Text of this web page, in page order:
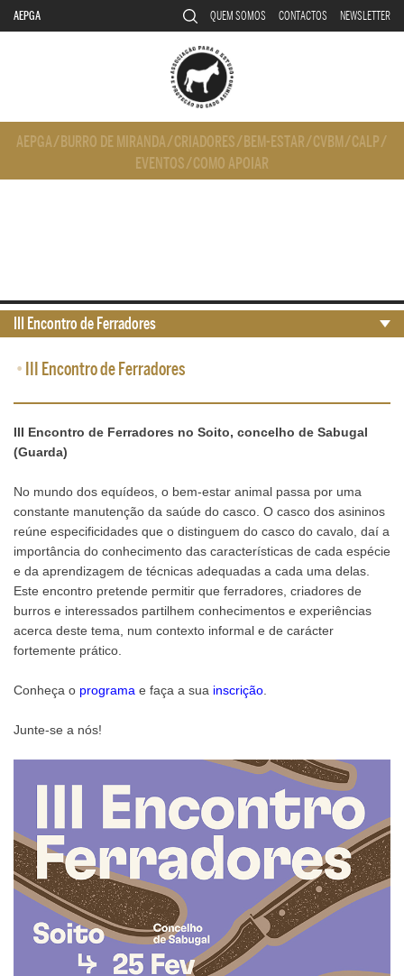
AEPGA QUEM SOMOS CONTACTOS NEWSLETTER
AEPGA/ BURRO DE MIRANDA/CRIADORES/ BEM-ESTAR/CVBM/CALP/
EVENTOS/COMO APOIAR
• III Encontro de Ferradores
III Encontro de Ferradores no Soito, concelho de Sabugal
(Guarda)
No mundo dos equídeos, o bem-estar animal passa por uma
constante manutenção da saúde do casco. O casco dos asininos
reúne especificidades que o distinguem do casco do cavalo, daí a
importância do conhecimento das características de cada espécie
e da aprendizagem de técnicas adequadas a cada uma delas.
Este encontro pretende permitir que ferradores, criadores de
burros e interessados partilhem conhecimentos e experiências
acerca deste tema, num contexto informal e de carácter
fortemente prático.
Conheça o programa e faça a sua inscrição
Junte-se a nós!
III Encontro de Ferradores